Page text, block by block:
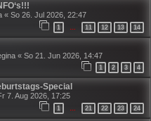
« So 26. Jul 2026, 22:47
1 … 11 12 13 14
« So 21. Jun 2026, 14:47
1 2 3 4
Special
7. Aug 2026, 17:25
1 … 21 22 23 24